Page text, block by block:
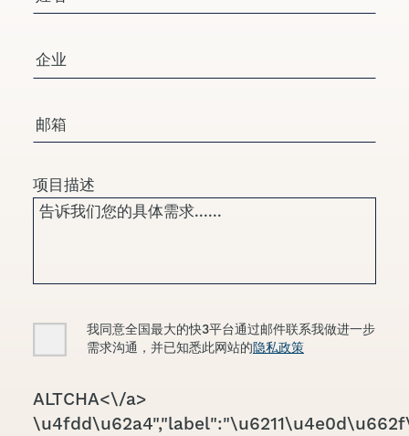
公司/组织
电子邮箱
项目描述
Consent
我同意全国最大的快3平台通过邮件联系我做进一步
需求沟通，并已知悉此网站的隐私政策
CAPTCHA
ALTCHA<\/a>